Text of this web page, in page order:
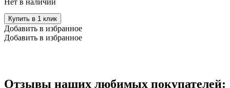
Купить в 1 клик
Добавить в избранное
Добавить в избранное
Отзывы наших любимых покупателей: